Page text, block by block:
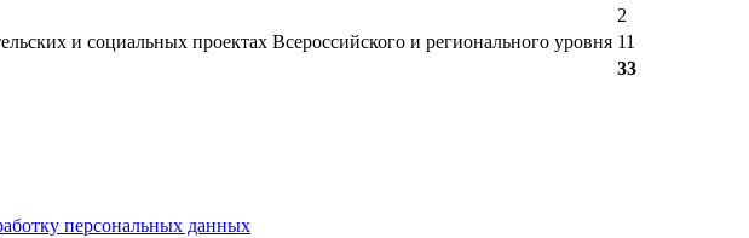
2
и социальных проектах Всероссийского и регионального уровня 11
33
персональных данных